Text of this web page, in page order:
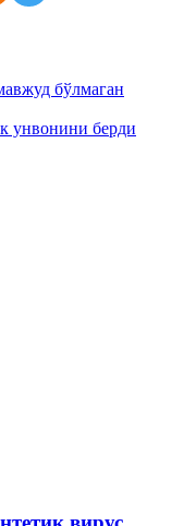
бўлмаган
унвонини берди